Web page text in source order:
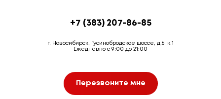
+7 (383) 207-86-85
г. Новосибирск, Гусинобродское шоссе, д.6, к.1
Ежедневно с 9:00 до 21:00
Перезвоните мне